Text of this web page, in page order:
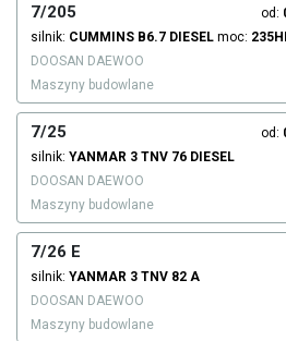
7/205 od:
silnik: CUMMINS B6.7 DIESEL moc:
DOOSAN DAEWOO
Maszyny budowlane
7/25 od:
silnik: YANMAR 3 TNV 76 DIESEL
DOOSAN DAEWOO
Maszyny budowlane
7/26 E
silnik: YANMAR 3 TNV 82 A
DOOSAN DAEWOO
Maszyny budowlane